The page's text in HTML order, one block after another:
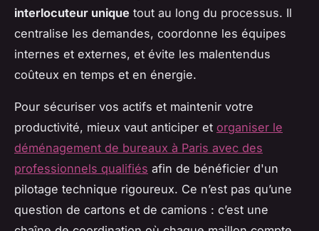
interlocuteur unique tout au long du processus. Il
centralise les demandes, coordonne les équipes
internes et externes, et évite les malentendus
coûteux en temps et en énergie.
Pour sécuriser vos actifs et maintenir votre
productivité, mieux vaut anticiper et organiser le
déménagement de bureaux à Paris avec des
professionnels qualifiés afin de bénéficier d'un
pilotage technique rigoureux. Ce n’est pas qu’une
question de cartons et de camions : c’est une